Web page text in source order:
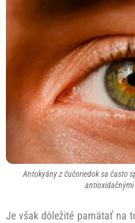
Antokyány z čučoriedok sa často
Je však dôležité pamätať na